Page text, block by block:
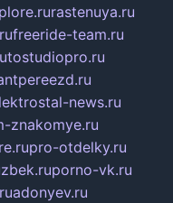
rastenuya.ru
freeride-team.ru
news.ru
znakomye.ru
pro-otdelky.ru
porno-vk.ru
adonyev.ru